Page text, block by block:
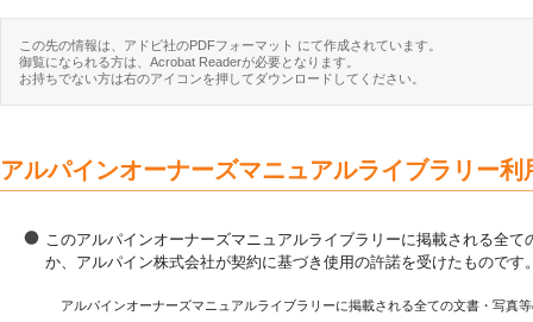
この先の情報は、アドビ社のPDFフォーマット にて作成されています。
御覧になられる方は、Acrobat Readerが必要となります。
お持ちでない方は右のアイコンを押してダウンロードしてください。
アルパインオーナーズマニュアルライブラリー利
このアルパインオーナーズマニュアルライブラリーに掲載される全
か、アルパイン株式会社が契約に基づき使用の許諾を受けたもので
アルパインオーナーズマニュアルライブラリーに掲載される全ての文書・写真